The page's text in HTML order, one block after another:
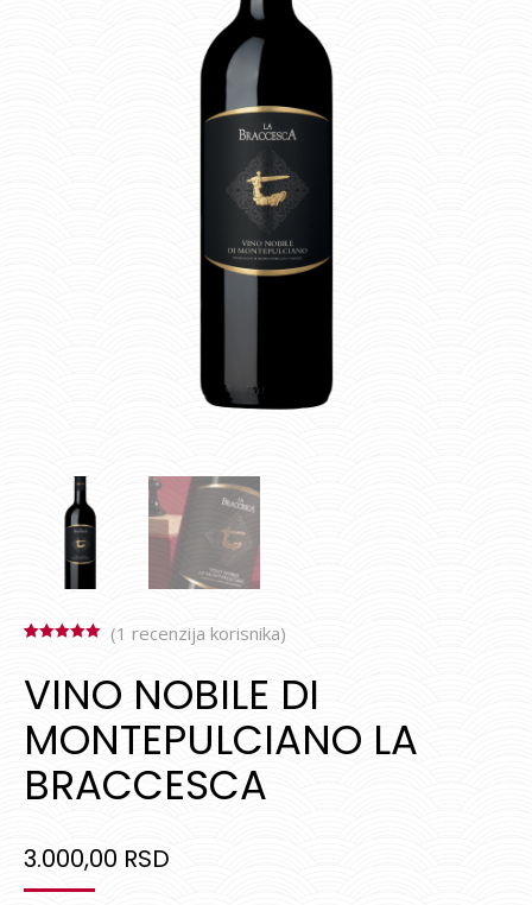
VINO NOBILE DI
MONTEPULCIANO LA
BRACCESCA
3.000,00 RSD
osnovu
ocene kupca
(1 recenzija korisnika)